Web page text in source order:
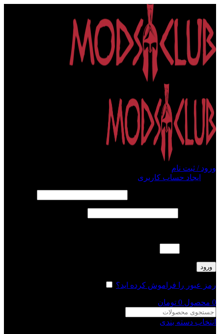
ورود / ثبت نام
ایجاد حساب کاربری
ورود
رمز عبور را فراموش کرده اید؟
0 محصول 0 تومان
انتخاب دسته بندی